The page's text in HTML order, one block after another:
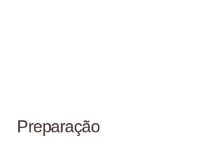
Preparação